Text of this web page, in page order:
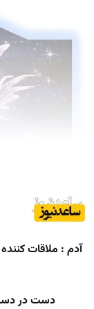
آدم : ملاقات
دست در